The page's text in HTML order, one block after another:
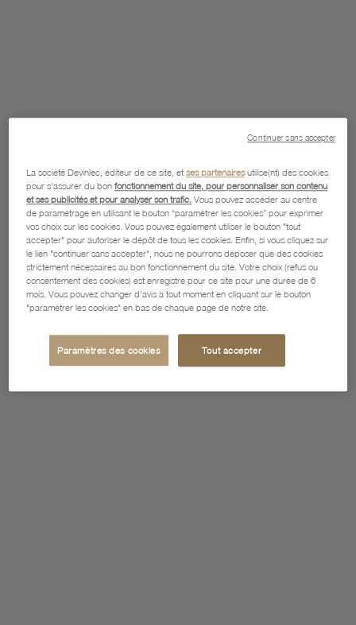
La société Devinlec, éditeur de ce site, etses partenairesutilise(nt) des cookies
pour s'assurer du bonfonctionnement du site, pour personnaliser son contenu
et ses publicités et pour analyser son trafic. Vous pouvez accéder au centre
de paramétrage en utilisant le bouton “paramétrer les cookies” pour exprimer
vos choix sur les cookies. Vous pouvez également utiliser le bouton "tout
accepter" pour autoriser le dépôt de tous les cookies. Enfin, si vous cliquez sur
le lien "continuer sans accepter", nous ne pourrons déposer que des cookies
strictement nécessaires au bon fonctionnement du site. Votre choix (refus ou
consentement des cookies) est enregistré pour ce site pour une durée de 6
mois. Vous pouvez changer d'avis à tout moment en cliquant sur le bouton
"paramétrer les cookies" en bas de chaque page de notre site.
Paramètres des cookies Tout accepter
Continuer sans accepter